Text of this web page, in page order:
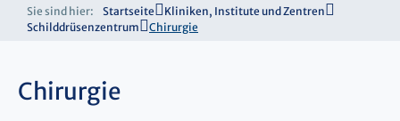
Sie sind hier: Startseite
Kliniken, Institute und Zentren
Schilddrüsenzentrum
Chirurgie
Chirurgie